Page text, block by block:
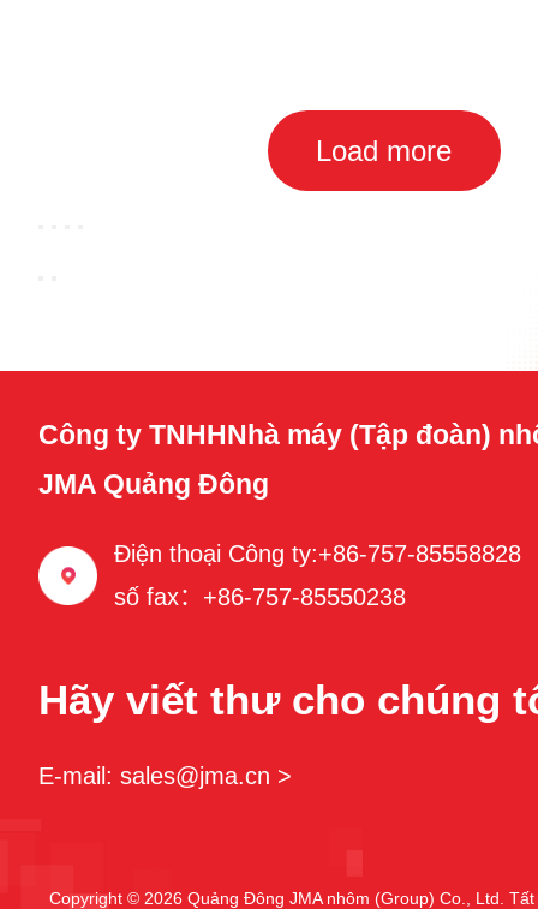
Load more
Công ty TNHHNhà máy (Tập đoàn)
JMA Quảng Đông
Điện thoại Công ty:+86-757-85558828
số fax：+86-757-85550238
Hãy viết thư cho chúng
E-mail: sales@jma.cn >
Copyright © 2026 Quảng Đông JMA nhôm (Group) Co., Ltd.